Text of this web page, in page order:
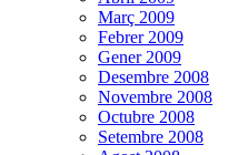
Març 2009
Febrer 2009
Gener 2009
Desembre 2008
Novembre 2008
Octubre 2008
Setembre 2008